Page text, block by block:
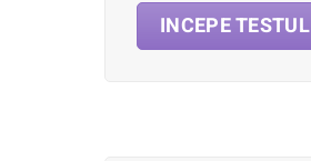
INCEPE TESTUL